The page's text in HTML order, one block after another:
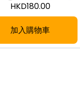
HKD180.00
加入購物車